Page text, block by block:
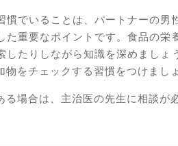
でいることは、パートナーの男
重要なポイントです。食品の栄
したりしながら知識を深めましょ
をチェックする習慣をつけまし
場合は、主治医の先生に相談が